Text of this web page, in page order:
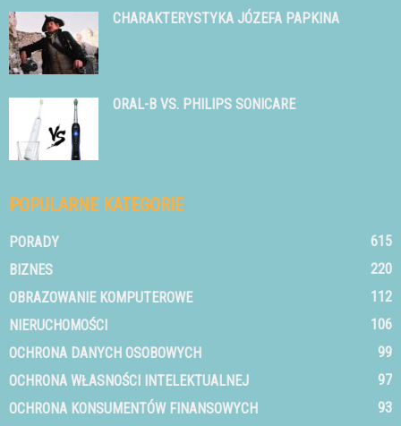
CHARAKTERYSTYKA JÓZEFA PAPKINA
ORAL-B VS. PHILIPS SONICARE
POPULARNE KATEGORIE
PORADY
615
BIZNES
220
OBRAZOWANIE KOMPUTEROWE
112
NIERUCHOMOŚCI
106
OCHRONA DANYCH OSOBOWYCH
99
OCHRONA WŁASNOŚCI INTELEKTUALNEJ
97
OCHRONA KONSUMENTÓW FINANSOWYCH
93